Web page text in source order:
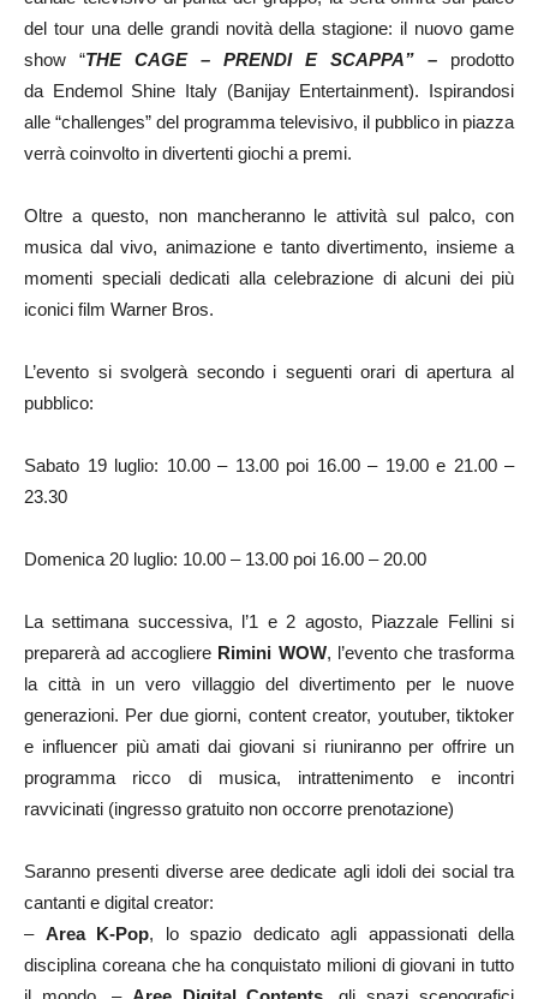
del tour una delle grandi novità della stagione: il nuovo game
show “THE CAGE – PRENDI E SCAPPA” – prodotto
da Endemol Shine Italy (Banijay Entertainment). Ispirandosi
alle “challenges” del programma televisivo, il pubblico in piazza
verrà coinvolto in divertenti giochi a premi.
Oltre a questo, non mancheranno le attività sul palco, con
musica dal vivo, animazione e tanto divertimento, insieme a
momenti speciali dedicati alla celebrazione di alcuni dei più
iconici film Warner Bros.
L’evento si svolgerà secondo i seguenti orari di apertura al
pubblico:
Sabato 19 luglio: 10.00 – 13.00 poi 16.00 – 19.00 e 21.00 –
23.30
Domenica 20 luglio: 10.00 – 13.00 poi 16.00 – 20.00
La settimana successiva, l’1 e 2 agosto, Piazzale Fellini si
preparerà ad accogliere Rimini WOW, l’evento che trasforma
la città in un vero villaggio del divertimento per le nuove
generazioni. Per due giorni, content creator, youtuber, tiktoker
e influencer più amati dai giovani si riuniranno per offrire un
programma ricco di musica, intrattenimento e incontri
ravvicinati (ingresso gratuito non occorre prenotazione)
Saranno presenti diverse aree dedicate agli idoli dei social tra
cantanti e digital creator:
– Area K-Pop, lo spazio dedicato agli appassionati della
disciplina coreana che ha conquistato milioni di giovani in tutto